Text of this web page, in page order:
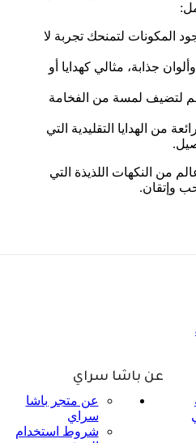
المكونات لتمنحك تجربة لا
جذابة، مثالي كهدايا أو
لتضيف لمسة من الفخامة
من الهدايا التقليدية التي
من النكهات اللذيذة التي
وإتقان.
عن باشا سراي
عن متجر باشا
سراي
شروط استخدام